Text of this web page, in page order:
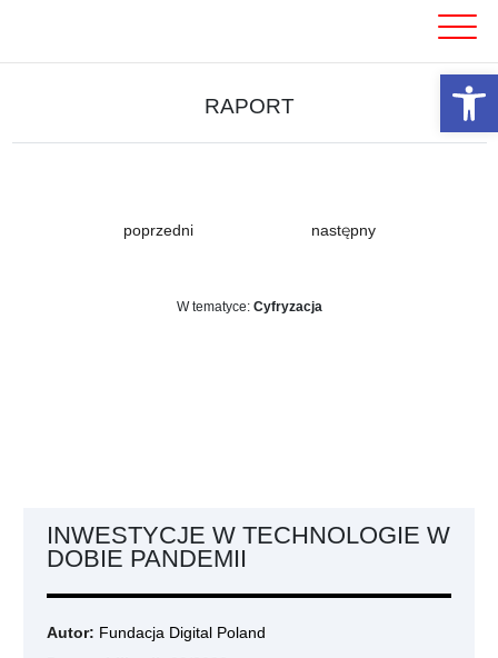
RAPORT
poprzedni następny
W tematyce: Cyfryzacja
INWESTYCJE W TECHNOLOGIE W
DOBIE PANDEMII
Autor: Fundacja Digital Poland